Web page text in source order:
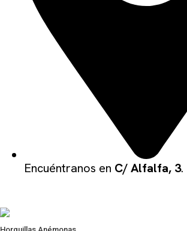
Encuéntranos en C/ Alfalfa, 3.